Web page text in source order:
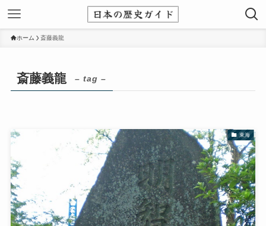
ホーム 斎藤義龍
斎藤義龍 – tag –
東海